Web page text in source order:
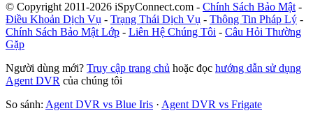
© Copyright 2011-2026 iSpyConnect.com - Chính Sách Bảo Mật -
Điều Khoản Dịch Vụ - Trạng Thái Dịch Vụ - Thông Tin Pháp Lý -
Chính Sách Bảo Mật Lớp - Liên Hệ Chúng Tôi - Câu Hỏi Thường
Gặp
Người dùng mới? Truy cập trang chủ hoặc đọc hướng dẫn sử dụng
Agent DVR của chúng tôi
So sánh: Agent DVR vs Blue Iris · Agent DVR vs Frigate